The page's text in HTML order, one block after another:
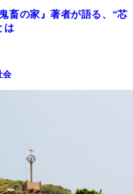
畜の家』著者が語る、“芯
は
会